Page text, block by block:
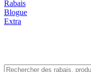
Rabais
Blogue
Extra